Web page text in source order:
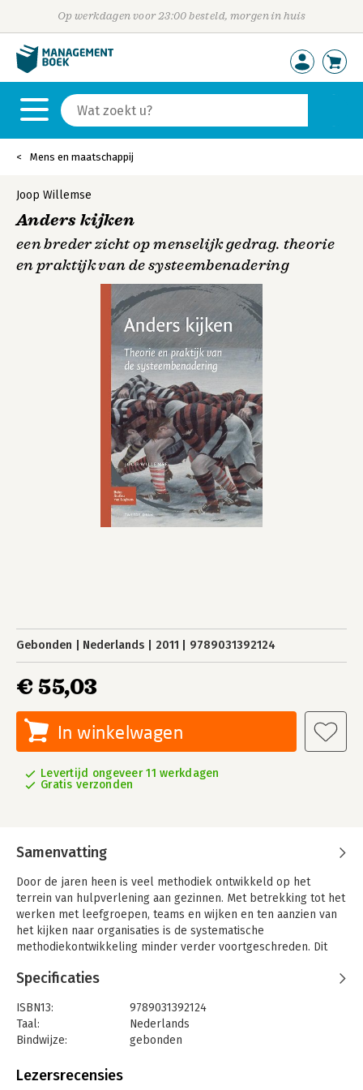
Op werkdagen voor 23:00 besteld, morgen in huis
Mens en maatschappij
Joop Willemse
Anders kijken
een breder zicht op menselijk gedrag. theorie
en praktijk van de systeembenadering
Gebonden Nederlands 2011 9789031392124
€ 55,03
In winkelwagen
Levertijd ongeveer 11 werkdagen
Gratis verzonden
Samenvatting
Door de jaren heen is veel methodiek ontwikkeld op het
terrein van hulpverlening aan gezinnen. Met betrekking tot het
werken met leefgroepen, teams en wijken en ten aanzien van
het kijken naar organisaties is de systematische
methodiekontwikkeling minder verder voortgeschreden. Dit
stimulans. In het boek worden theorie en praktijk op een
legt voortdurend verbindingen met de beroepspraktijk. Deel I
en II gaat over de theorie. Hier wordt de lezer grondig
geïnformeerd over het begrip systeem, over interactie en
betrekking, over het onderscheid tussen analoge en digitale
Specificaties
ISBN13:
9789031392124
Taal:
Nederlands
Bindwijze:
gebonden
Uitgever:
Lezersrecensies